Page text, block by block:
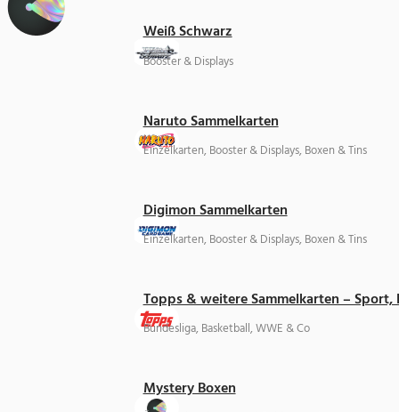
Weiß Schwarz
Booster & Displays
Naruto Sammelkarten
Einzelkarten, Booster & Displays, Boxen & Tins
Digimon Sammelkarten
Einzelkarten, Booster & Displays, Boxen & Tins
Topps & weitere Sammelkarten –
Bundesliga, Basketball, WWE & Co
Mystery Boxen